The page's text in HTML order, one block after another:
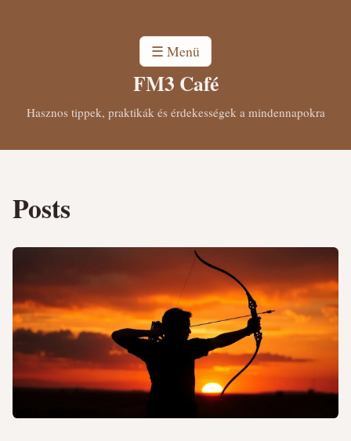
☰ Menü
FM3 Café
Hasznos tippek, praktikák és érdekességek a mindennapokra
Posts